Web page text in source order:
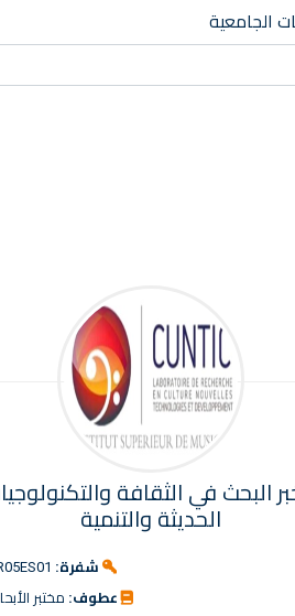
الجامعية
البحث في الثقافة
الحديثة والتنمية
شفرة:
عطوف: مختبر